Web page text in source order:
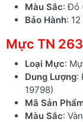
Màu Sắc: Đỏ
Bảo Hành:
Mực TN
Loại Mực:
Dung Lượng:
19798)
Mã Sản
Màu Sắc: